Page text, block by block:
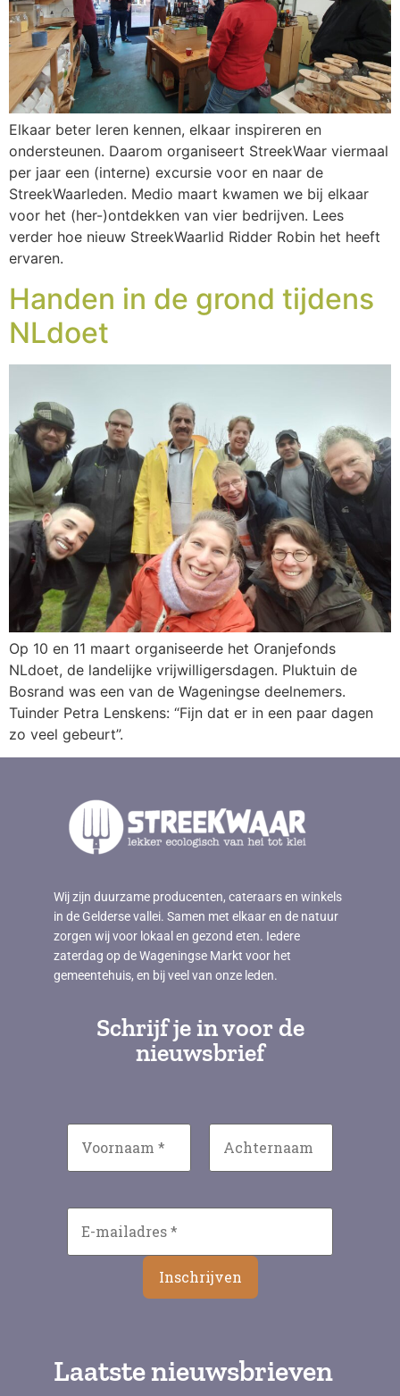
Elkaar beter leren kennen, elkaar inspireren en
ondersteunen. Daarom organiseert StreekWaar viermaal
per jaar een (interne) excursie voor en naar de
StreekWaarleden. Medio maart kwamen we bij elkaar
voor het (her-)ontdekken van vier bedrijven. Lees
verder hoe nieuw StreekWaarlid Ridder Robin het heeft
ervaren.
Handen in de grond tijdens
NLdoet
Op 10 en 11 maart organiseerde het Oranjefonds
NLdoet, de landelijke vrijwilligersdagen. Pluktuin de
Bosrand was een van de Wageningse deelnemers.
Tuinder Petra Lenskens: “Fijn dat er in een paar dagen
zo veel gebeurt”.
Wij zijn duurzame producenten, cateraars en winkels
in de Gelderse vallei. Samen met elkaar en de natuur
zorgen wij voor lokaal en gezond eten. Iedere
zaterdag op de Wageningse Markt voor het
gemeentehuis, en bij veel van onze leden.
Schrijf je in voor de
nieuwsbrief
Laatste nieuwsbrieven